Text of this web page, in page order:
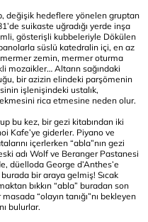
değişik hedeflere yönelen gruptan
suikaste uğradığı yerde inşa
gösterişli kubbeleriyle Dökülen
süslü katedralin içi, en az
zemin, mermer oturma
mozaikler… Altarın sağındaki
bir azizin elindeki parşömenin
işlenişindeki ustalık,
rica etmesine neden olur.
bu kez, bir gezi kitabından iki
Kafe’ye giderler. Piyano ve
içerlerken “abla”nın gezi
adı Wolf ve Beranger Pastanesi
düelloda George d’Anthes’e
bir araya gelmiş! Sıcak
bıkkın “abla” buradan son
“olayın tanığı”nı bekleyen
bulurlar.